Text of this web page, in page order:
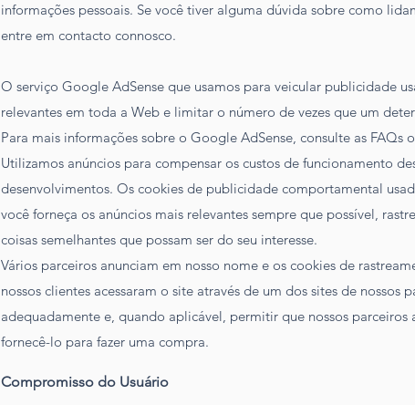
informações pessoais. Se você tiver alguma dúvida sobre como
entre em contacto connosco.
O serviço Google AdSense que usamos para veicular publicidade
relevantes em toda a Web e limitar o número de vezes que um
Para mais informações sobre o Google AdSense, consulte as
Utilizamos anúncios para compensar os custos de funcionamento
desenvolvimentos. Os cookies de publicidade comportamental
você forneça os anúncios mais relevantes sempre que possível,
coisas semelhantes que possam ser do seu interesse.
Vários parceiros anunciam em nosso nome e os cookies de
nossos clientes acessaram o site através de um dos sites de nossos
adequadamente e, quando aplicável, permitir que nossos
fornecê-lo para fazer uma compra.
Compromisso do Usuário